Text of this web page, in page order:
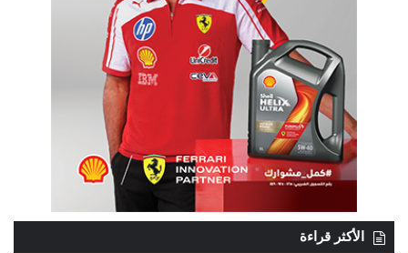
الأكثر قراءة